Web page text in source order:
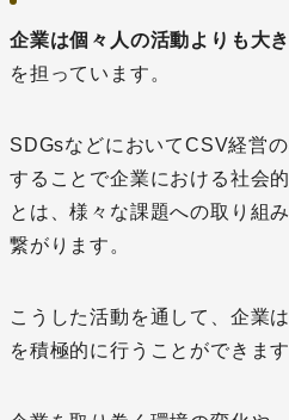
企業は個々人の活動よりも大
を担っています。
SDGsなどにおいてCSV経営
することで企業における社会
とは、様々な課題への取り組
繋がります。
こうした活動を通して、企業
を積極的に行うことができます